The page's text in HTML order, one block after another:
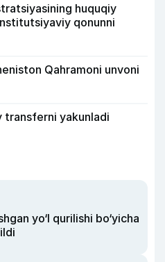
huquqiy
qonunni
Qahramoni unvoni
transferni yakunladi
yo‘l qurilishi bo‘yicha